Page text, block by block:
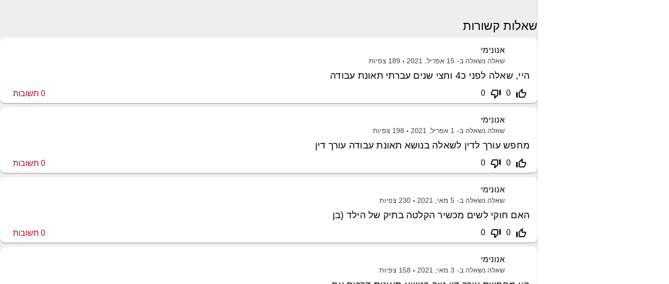
שאלות קשורות
אנונימי
שאלה נשאלה ב- 15 אפריל, 2021 189 צפיות
היי, שאלה לפני כ4 וחצי שנים עברתי תאונת עבודה
thumb_up_off_alt
0
thumb_down_off_alt
0
0 תשובות
אנונימי
שאלה נשאלה ב- 1 אפריל, 2021 198 צפיות
מחפש עורך לדין לשאלה בנושא תאונת עבודה עורך דין
thumb_up_off_alt
0
thumb_down_off_alt
0
0 תשובות
אנונימי
שאלה נשאלה ב- 5 מאי, 2021 230 צפיות
האם חוקי לשים מכשיר הקלטה בתיק של הילד (בן
thumb_up_off_alt
0
thumb_down_off_alt
0
0 תשובות
אנונימי
שאלה נשאלה ב- 3 מאי, 2021 158 צפיות